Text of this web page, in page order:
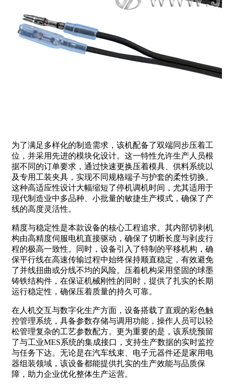
为了满足多样化的制造需求，该机配备了双端同步压着工
位，并采用先进的模块化设计。这一特性允许生产人员根
据不同的订单要求，通过快速更换压着模具、供料系统以
及专用工装夹具，实现不同规格端子与护套的柔性切换。
这种高适应性设计大幅缩短了停机调机时间，尤其适用于
现代制造业中多品种、小批量的敏捷生产模式，确保了产
线的高度灵活性。
精度与稳定性是本款设备的核心工程追求。其内部切剥机
构由高精度伺服电机直接驱动，确保了切断长度与剥皮行
程的极高一致性。同时，设备引入了特制的平移机构，确
保平行线在高速传输过程中始终保持顺直稳定，有效避免
了并线扭曲或分线不均的风险。压着机构采用坚固的球墨
铸铁结构件，在保证机械刚性的同时，提供了扎实的长期
运行稳定性，确保压着质量的持久可靠。
在人机交互与数字化生产方面，设备搭载了直观的彩色触
控管理系统，具备参数存储与调用功能，操作人员可以轻
松管理复杂的工艺参数配方。更为重要的是，该系统预留
了与工业MES系统的集成接口，支持生产数据的实时监控
与任务下达。无论是在汽车线束、电子元器件还是家用电
器组装领域，该设备都能提供扎实的生产效能与品质保
障，助力企业优化整体生产运营。